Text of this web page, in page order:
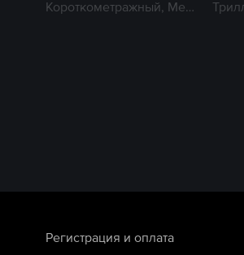
Короткометражный, Мелодрама
Регистрация и оплата